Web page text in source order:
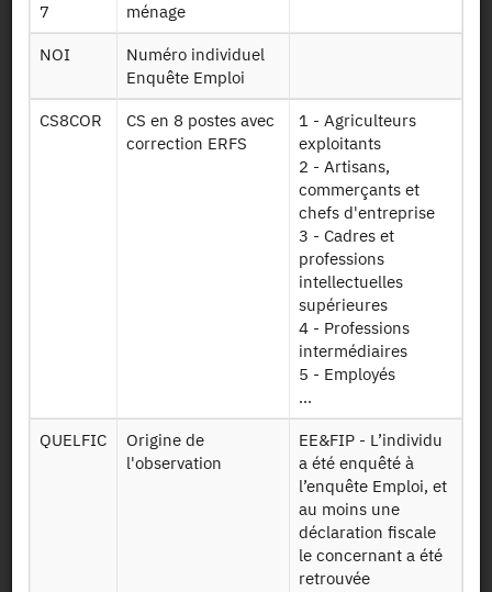
Retour à la source
ERFS : Enquête Revenus Fiscaux
et Sociaux - 2017
, 2022, 2021, 2020, 2019, 2018,
, 2014, 2013, 2012, 2011, 2010, 2009,
Comité du Secret Statistique
Télécharger
7
ménage
NOI
Numéro individuel
Enquête Emploi
CS8COR
CS en 8 postes avec
correction ERFS
1 - Agriculteurs
exploitants
2 - Artisans,
commerçants et
chefs d'entreprise
3 - Cadres et
professions
intellectuelles
supérieures
4 - Professions
intermédiaires
5 - Employés
...
QUELFIC
Origine de
l'observation
EE&FIP - L’individu
a été enquêté à
l’enquête Emploi, et
au moins une
déclaration fiscale
le concernant a été
retrouvée